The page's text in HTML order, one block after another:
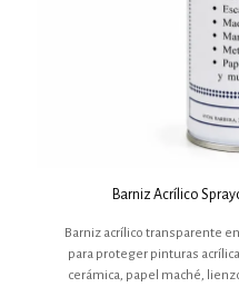
Barniz Acrílico
Barniz acrílico transparente
para proteger pinturas
cerámica, papel maché,